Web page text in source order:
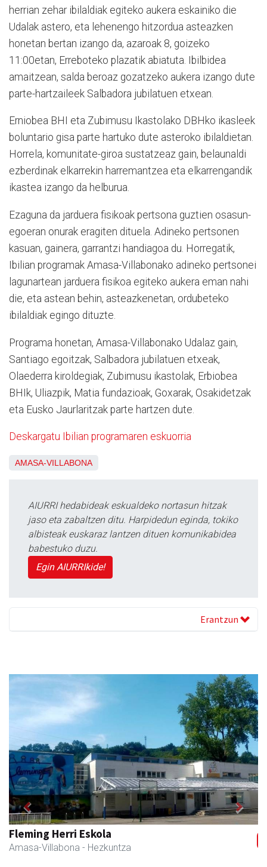
herrian zehar ibilaldiak egiteko aukera eskainiko die
Udalak astero, eta lehenengo hitzordua asteazken
honetan bertan izango da, azaroak 8, goizeko
11:00etan, Erreboteko plazatik abiatuta. Ibilbidea
amaitzean, salda beroaz gozatzeko aukera izango dute
parte-hartzaileek Salbadora jubilatuen etxean.
Erniobea BHI eta Zubimusu Ikastolako DBHko ikasleek
boluntario gisa parte hartuko dute asteroko ibilaldietan.
Horrela, komunitate-giroa sustatzeaz gain, belaunaldi
ezberdinak elkarrekin harremantzea eta elkarrengandik
ikastea izango da helburua.
Ezaguna da jarduera fisikoak pertsona guztien osasun-
egoeran onurak eragiten dituela. Adineko pertsonen
kasuan, gainera, garrantzi handiagoa du. Horregatik,
Ibilian programak Amasa-Villabonako adineko pertsonei
lagunartean jarduera fisikoa egiteko aukera eman nahi
die, eta astean behin, asteazkenetan, ordubeteko
ibilaldiak egingo dituzte.
Programa honetan, Amasa-Villabonako Udalaz gain,
Santiago egoitzak, Salbadora jubilatuen etxeak,
Olaederra kiroldegiak, Zubimusu ikastolak, Erbiobea
BHIk, Uliazpik, Matia fundazioak, Goxarak, Osakidetzak
eta Eusko Jaurlaritzak parte hartzen dute.
Deskargatu Ibilian programaren eskuorria
AMASA-VILLABONA
AIURRI hedabideak eskualdeko nortasun hitzak
jaso eta zabaltzen ditu. Harpidedun eginda, tokiko
albisteak euskaraz lantzen dituen komunikabidea
babestuko duzu.
Egin AIURRIkide!
Erantzun
Zubimusu Ikastola
Amasa-Villabona - Hezkuntza
Previous Next